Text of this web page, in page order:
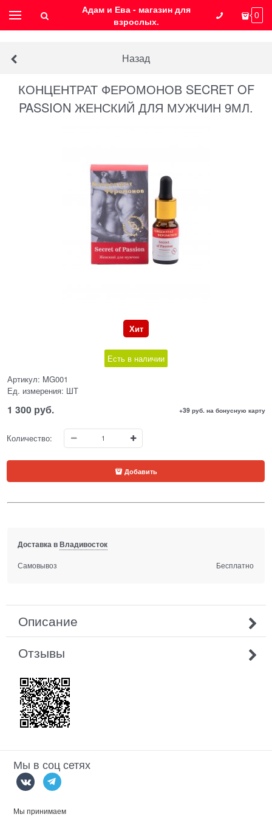
Адам и Ева - магазин для
взрослых.
0
Назад
КОНЦЕНТРАТ ФЕРОМОНОВ SECRET OF
PASSION ЖЕНСКИЙ ДЛЯ МУЖЧИН 9МЛ.
Хит
Есть в наличии
Артикул: MG001
Ед. измерения: ШТ
1 300 руб. +39 руб. на бонусную карту
Количество:
Добавить
Доставка вВладивосток
Самовывоз Бесплатно
Описание
Отзывы
Мы в соц сетях
Мы принимаем